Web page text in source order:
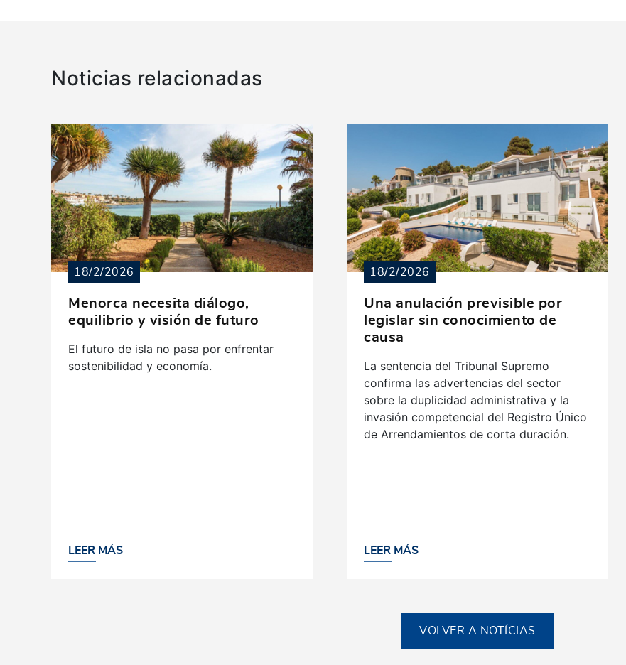
Noticias relacionadas
Menorca necesita diálogo,
equilibrio y visión de futuro
18/2/2026
El futuro de isla no pasa por enfrentar
sostenibilidad y economía.
LEER MÁS
Una anulación previsible por
legislar sin conocimiento de
causa
18/2/2026
La sentencia del Tribunal Supremo
confirma las advertencias del sector
sobre la duplicidad administrativa y la
invasión competencial del Registro Único
de Arrendamientos de corta duración.
LEER MÁS
VOLVER A NOTÍCIAS